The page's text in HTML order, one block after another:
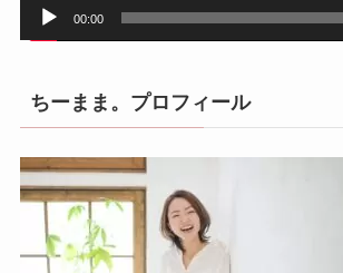
00:00
ちーまま。プロフィール